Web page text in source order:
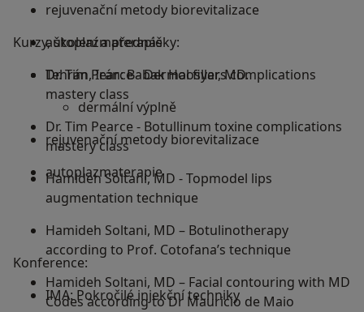
rejuvenační metody biorevitalizace
autoplazmaterapie
Tehrán, Irán: Babak Hoosyar, MD.
dermální výplně
rejuvenační metody biorevitalizace
autoplazmaterapie
Kurzy, školení a přednášky:
Dr. Tim Pearce - Dermal fillers complications
mastery class
Dr. Tim Pearce - Botullinum toxine complications
mastery class
Hamideh Soltani, MD - Topmodel lips
augmentation technique
Hamideh Soltani, MD – Botulinotherapy
according to Prof. Cotofana’s technique
Hamideh Soltani, MD – Facial contouring with MD
Codes according to Dr Mauricio de Maio
Konference:
IMA: Pokročilé injekční techniky